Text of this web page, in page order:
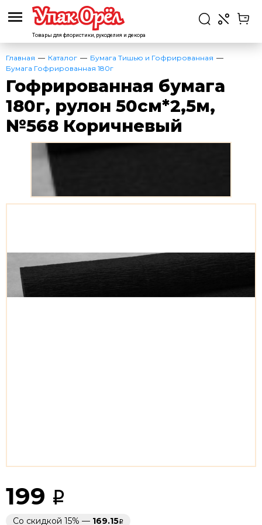
Товары для флористики, рукоделия и декора
Главная Каталог
Бумага Тишью и Гофрированная
Бумага Гофрированная 180г
Гофрированная бумага
180г, рулон 50см*2,5м,
№568 Коричневый
199
Со скидкой 15% — 169.15